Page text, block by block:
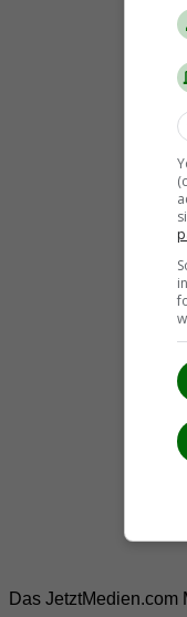
Das JetztMedien.com